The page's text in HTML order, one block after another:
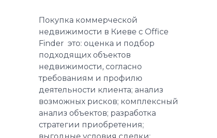
Покупка коммерческой
недвижимости в Киеве с Office
Finder это: оценка и подбор
подходящих объектов
недвижимости, согласно
требованиям и профилю
деятельности клиента; анализ
возможных рисков; комплексный
анализ объектов; разработка
стратегии приобретения;